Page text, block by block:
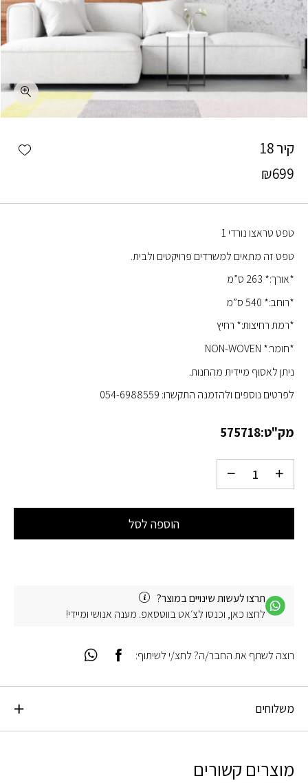
קיר 18
₪699
טפט טראצו נורדי 1
טפט זה מתאים למשרדים פרויקטים ולבית.
*אורך:* 263 ס”מ
*רוחב:* 540 ס”מ
*רמת רחיצות:* רחיץ
*חומר:* NON-WOVEN
ניתן לאסוף מיידית מהחנות.
לפרטים נוספים ולהזמנה התקשרו: 054-6988559
מק"ט:575718
הוספה לסל
תרצו לעשות שינויים במוצר?
לחצו כאן, וכנסו לצ׳אט בווטסאפ. מענה אנושי ומיידי!
משלוחים
רוצה לשתף את החבר/ה? לחצ/י לשיתוף:
מוצרים קשורים